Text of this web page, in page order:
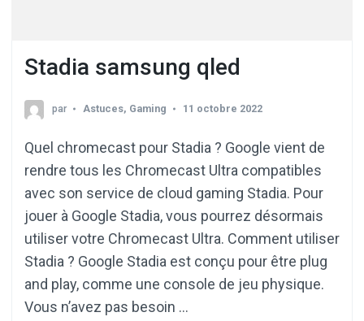
Stadia samsung qled
par Astuces, Gaming 11 octobre 2022
Quel chromecast pour Stadia ? Google vient de
rendre tous les Chromecast Ultra compatibles
avec son service de cloud gaming Stadia. Pour
jouer à Google Stadia, vous pourrez désormais
utiliser votre Chromecast Ultra. Comment utiliser
Stadia ? Google Stadia est conçu pour être plug
and play, comme une console de jeu physique.
Vous n’avez pas besoin …